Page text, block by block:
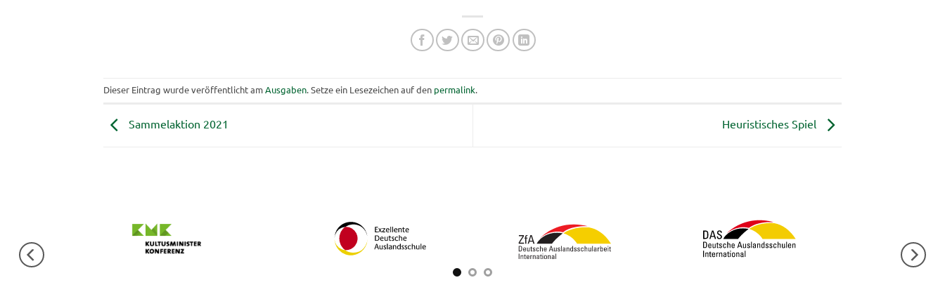
Dieser Eintrag wurde veröffentlicht amAusgaben. Setze ein Lesezeichen auf den permalink.
Sammelaktion 2021 Heuristisches Spiel